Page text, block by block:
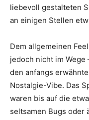
liebevoll gestalteten
an einigen Stellen
Dem allgemeinen
jedoch nicht im Wege
den anfangs
Nostalgie-Vibe. Das
waren bis auf die
seltsamen Bugs oder